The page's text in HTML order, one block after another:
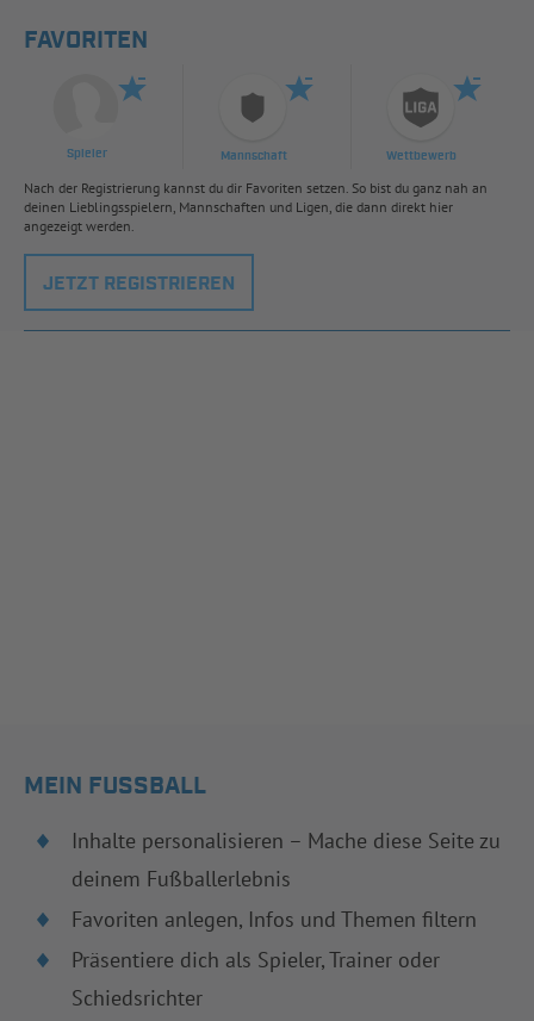
FAVORITEN
Spieler Mannschaft Wettbewerb
Nach der Registrierung kannst du dir Favoriten setzen. So bist du ganz nah an
deinen Lieblingsspielern, Mannschaften und Ligen, die dann direkt hier
angezeigt werden.
JETZT REGISTRIEREN
MEIN FUSSBALL
Inhalte personalisieren – Mache diese Seite zu
deinem Fußballerlebnis
Favoriten anlegen, Infos und Themen filtern
Präsentiere dich als Spieler, Trainer oder
Schiedsrichter